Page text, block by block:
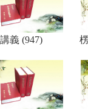
義 (947)